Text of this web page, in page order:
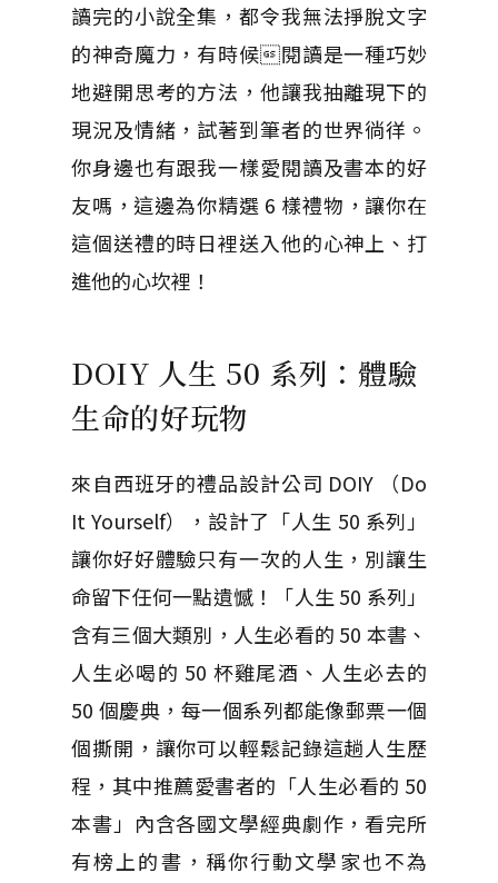
讀完的小說全集，都令我無法掙脫文字
的神奇魔力，有時候閱讀是一種巧妙
地避開思考的方法，他讓我抽離現下的
現況及情緒，試著到筆者的世界徜徉。
你身邊也有跟我一樣愛閱讀及書本的好
友嗎，這邊為你精選 6 樣禮物，讓你在
這個送禮的時日裡送入他的心神上、打
進他的心坎裡！
DOIY 人生 50 系列：體驗
生命的好玩物
來自西班牙的禮品設計公司 DOIY （Do
It Yourself），設計了「人生 50 系列」
讓你好好體驗只有一次的人生，別讓生
命留下任何一點遺憾！「人生 50 系列」
含有三個大類別，人生必看的 50 本書、
人生必喝的 50 杯雞尾酒、人生必去的
50 個慶典，每一個系列都能像郵票一個
個撕開，讓你可以輕鬆記錄這趟人生歷
程，其中推薦愛書者的「人生必看的 50
本書」內含各國文學經典劇作，看完所
有榜上的書，稱你行動文學家也不為